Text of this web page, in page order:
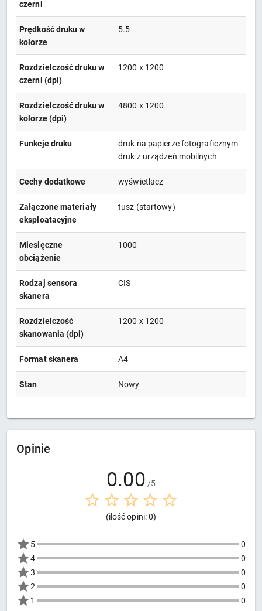
czerni
Prędkość druku w
kolorze
5.5
Rozdzielczość druku w
czerni (dpi)
1200 x 1200
Rozdzielczość druku w
kolorze (dpi)
4800 x 1200
Funkcje druku
druk na papierze fotograficznym
druk z urządzeń mobilnych
Cechy dodatkowe wyświetlacz
Załączone materiały
eksploatacyjne
tusz (startowy)
Miesięczne
obciążenie
1000
Rodzaj sensora
skanera
CIS
Rozdzielczość
skanowania (dpi)
1200 x 1200
Format skanera A4
Stan Nowy
Opinie
0.00 /5
(ilość opini: 0)
5
0
4
0
3
0
2
0
1
0